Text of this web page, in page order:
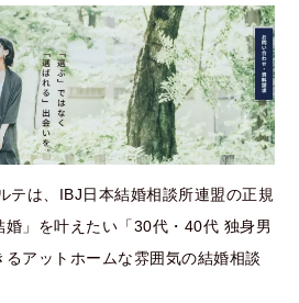
テは、IBJ日本結婚相談所連盟の正規
婚」を叶えたい「30代・40代 独身男
アットホームな雰囲気の結婚相談